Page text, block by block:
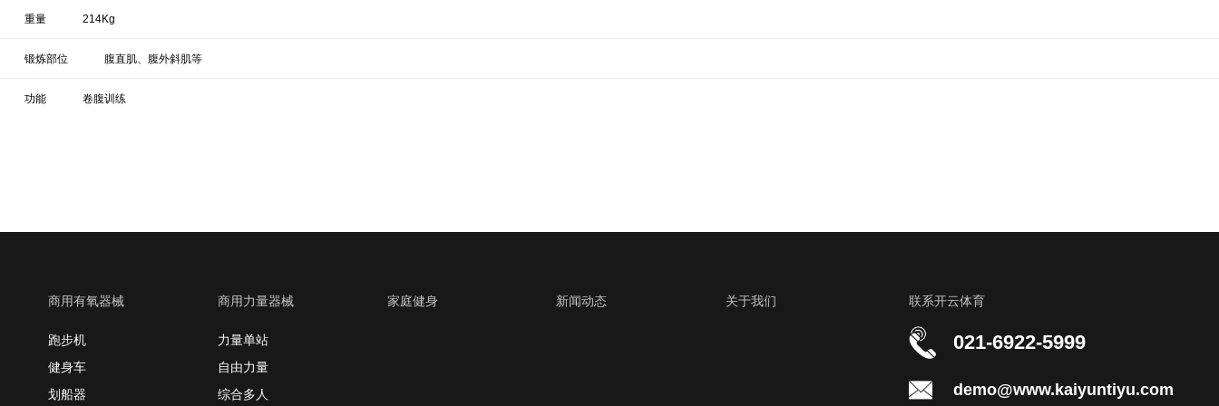
重量 214Kg
锻炼部位 腹直肌、腹外斜肌等
功能 卷腹训练
商用有氧器械
跑步机
健身车
划船器
商用力量器械
力量单站
自由力量
综合多人
家庭健身 新闻动态 关于我们 联系开云体育
021-6922-5999
demo@www.kaiyuntiyu.com